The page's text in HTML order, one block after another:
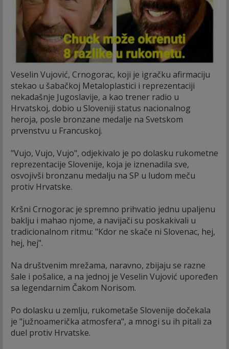
Veselin Vujović, Crnogorac, koji je igračku afirmaciju
stekao u šabačkoj Metaloplastici i reprezentaciji
nekadašnje Jugoslavije, a kao trener radio u
Hrvatskoj, dobio u Sloveniji status nacionalnog
heroja, posle bronzane medalje na Svetskom
prvenstvu u Francuskoj.
"Vujo, Vujo, Vujo", odjekivalo je po dolasku rukometne
reprezentacije Slovenije, koja je iznenadila sve,
osvojivši bronzanu medalju na SP u ludom meču
protiv Hrvatske.
Kršni Crnogorac je spremno prihvatio jednu upaljenu
baklju i mahao njome, a navijači su poskakivali u
tradicionalnom ritmu: "Kdor ne skače ni Slovenac, hej,
hej, hej".
Na društvenim mrežama, naravno, zbijaju se razne
šale i pošalice, a na jednoj je Veselin Vujović upoređen
sa legendarnim Čakom Norisom.
Po dolasku u zemlju, rukometaše Slovenije dočekala
je "južnoamerička atmosfera", a mnogi su ih pitali za
duel protiv Hrvatske.